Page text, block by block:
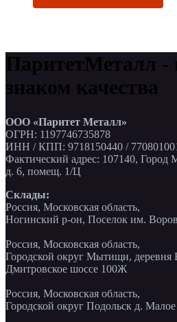
ПаритетМеталл -
знаком качества
ООО «Паритет Металл»
ОГРН: 1197746735878
ИНН / КПП: 9718150440 /
Фактический адрес: 107140, Город
д. 6, помещ. 1/Ц
Склады:
Россия, Московская область,
Ногинский р-он, Поселок им.
Россия, Московская область,
Городской округ Мытищи, деревня
Дмитровское шоссе 100Ж
Россия, Московская область,
Городской округ Подольск д.